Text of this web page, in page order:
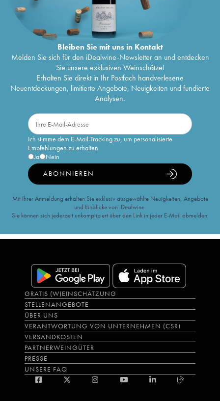
Bleiben Sie mit uns in Kontakt
Melden Sie sich für den iDealwine-Newsletter an und entdecken
Sie unsere exklusiven Weinschätze!
Erhalten Sie direkt in Ihr Postfach handverlesene
Neuentdeckungen, limitierte Angebote, Neuigkeiten und fundierte
Analysen.
Ich stimme dem E-Mail-Tracking zu, um personalisierte
Empfehlungen zu erhalten
Ja
Nein
ABONNIEREN
Mit Ihrer Anmeldung erhalten Sie exklusiv ausgewählte Neuigkeiten, Angebote
und Einblicke von iDealwine.
Sie können sich jederzeit unkompliziert über den Link in jeder E-Mail abmelden.
GRATIS (W)EINSCHÄTZUNG
STELLENANGEBOTE
ÜBER UNS
VERANTWORTUNG VON UNTERNEHMEN (CSR)
VERSANDKOSTEN
PARTNERWEINGÜTER
PRESSE
UNSERE FAQ